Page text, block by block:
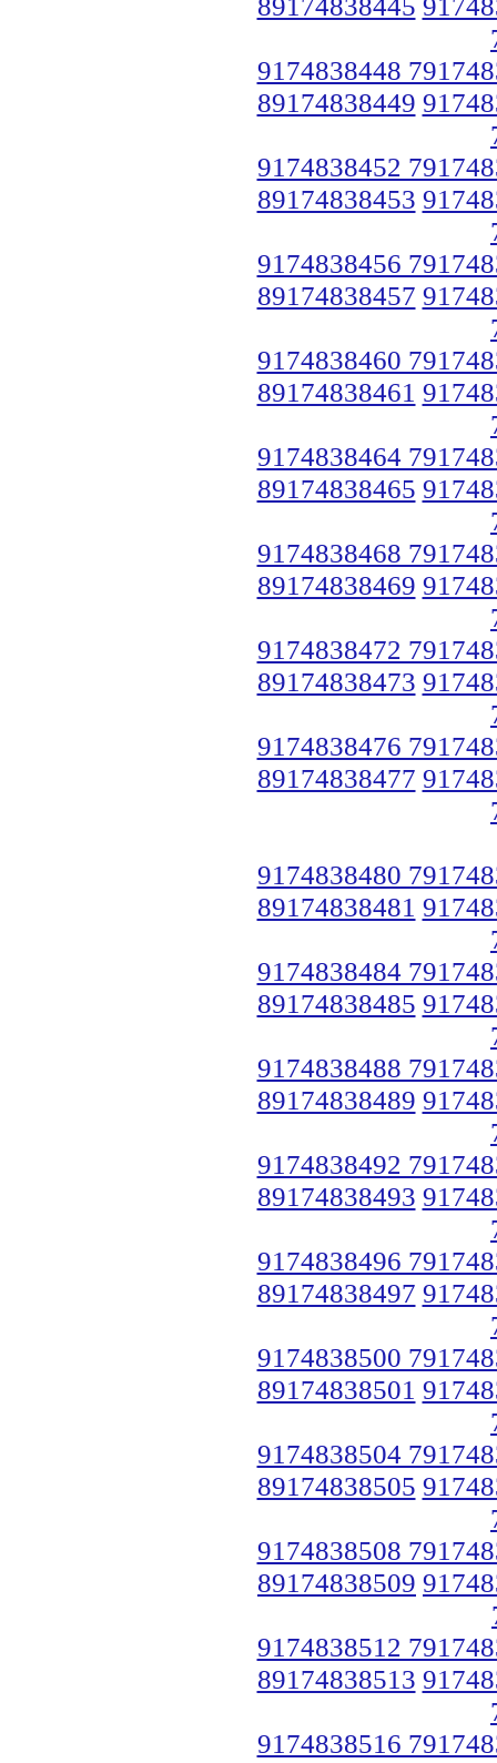
9174838448
89174838449
9174838452
89174838453
9174838456
89174838457
9174838460
89174838461
9174838464
89174838465
9174838468
89174838469
9174838472
89174838473
9174838476
89174838477
9174838480
89174838481
9174838484
89174838485
9174838488
89174838489
9174838492
89174838493
9174838496
89174838497
9174838500
89174838501
9174838504
89174838505
9174838508
89174838509
9174838512
89174838513
9174838516